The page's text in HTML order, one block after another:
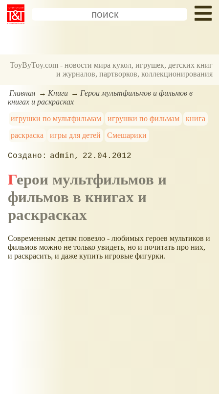
ToyByToy.com - новости мира кукол, игрушек, детских книг
и журналов, партворков, коллекционирования
Главная Книги
Герои мультфильмов и фильмов в
книгах и раскрасках
игрушки по мультфильмам
игрушки по фильмам
книга
раскраска
игры для детей Смешарики
admin 22.04.2012
Герои мультфильмов и
фильмов в книгах и
раскрасках
Современным детям повезло - любимых героев мультиков и
фильмов можно не только увидеть, но и почитать про них,
и раскрасить, и даже купить игровые фигурки.